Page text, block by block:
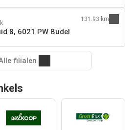
8, 6021 PW Budel
131.93 km
filialen